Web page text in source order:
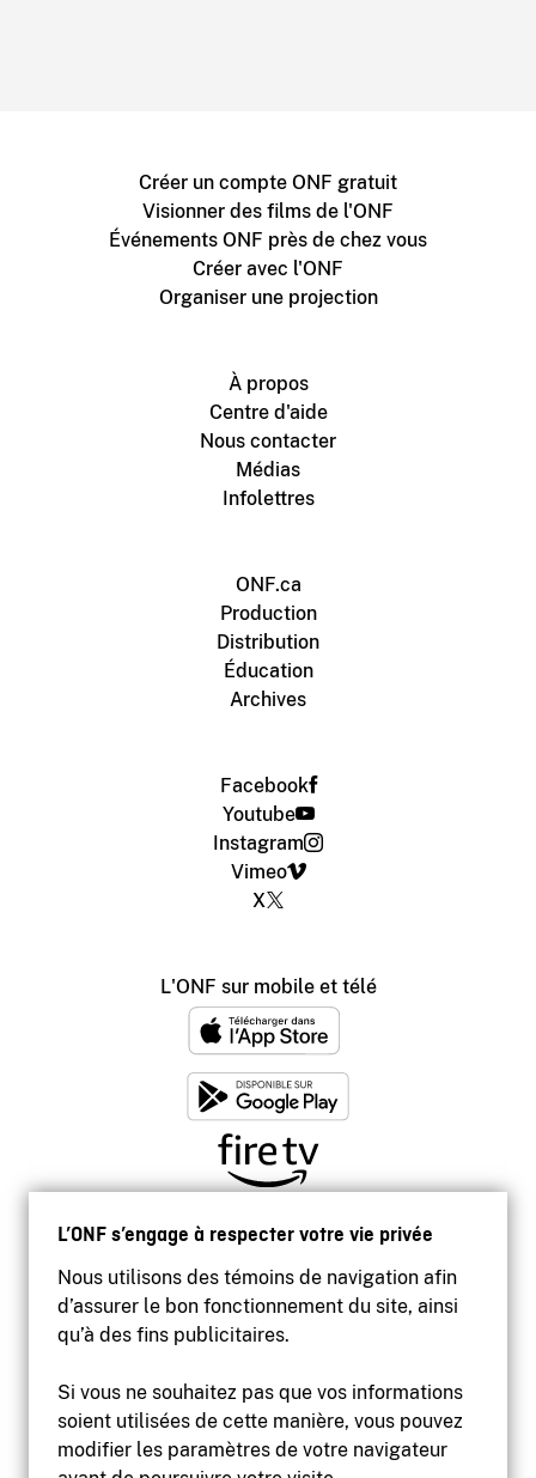
L’ONF s’engage à respecter votre vie privée
Nous utilisons des témoins de navigation afin
d’assurer le bon fonctionnement du site, ainsi
qu’à des fins publicitaires.
Si vous ne souhaitez pas que vos informations
soient utilisées de cette manière, vous pouvez
modifier les paramètres de votre navigateur
Créer un compte ONF gratuit
Visionner des films de l'ONF
Événements ONF près de chez vous
Créer avec l'ONF
Organiser une projection
À propos
Centre d'aide
Nous contacter
Médias
Infolettres
ONF.ca
Production
Distribution
Éducation
Archives
Facebook
Youtube
Instagram
Vimeo
X
L'ONF sur mobile et télé
Accessibilité